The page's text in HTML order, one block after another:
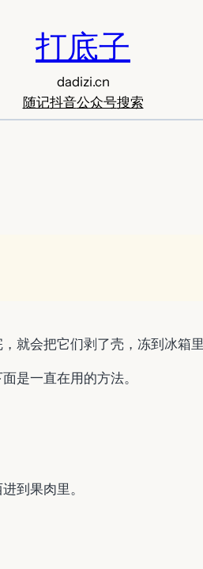
打底子
dadizi.cn
随记抖音公众号搜索
就会把它们剥了壳，冻到冰箱
是一直在用的方法。
到果肉里。